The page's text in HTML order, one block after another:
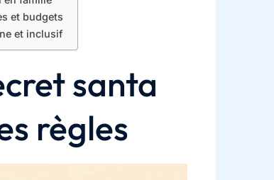
et budgets
et inclusif
santa
règles